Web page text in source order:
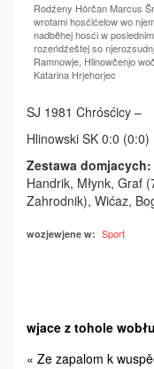
Rodźeny Hórčan Marcus
wrotami hosćićelow wo
nadběhej hosći w
rozeńdźeštej so
Ramnowje, Hlinowčenjo
Katarina Hrjehorjec
SJ 1981 Chrósćicy –
Hlinowski SK 0:0 (0:0)
Zestawa domjacych:
Handrik, Młynk, Graf
Zahrodnik), Wićaz,
wozjewjene w: Sport
wjace z tohole
« Ze zapalom k